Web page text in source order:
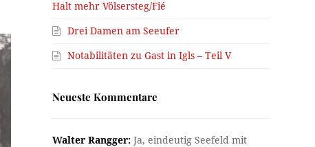
Halt mehr Völsersteg/Fié
Drei Damen am Seeufer
Notabilitäten zu Gast in Igls – Teil V
Neueste Kommentare
Walter Rangger: Ja, eindeutig Seefeld mit